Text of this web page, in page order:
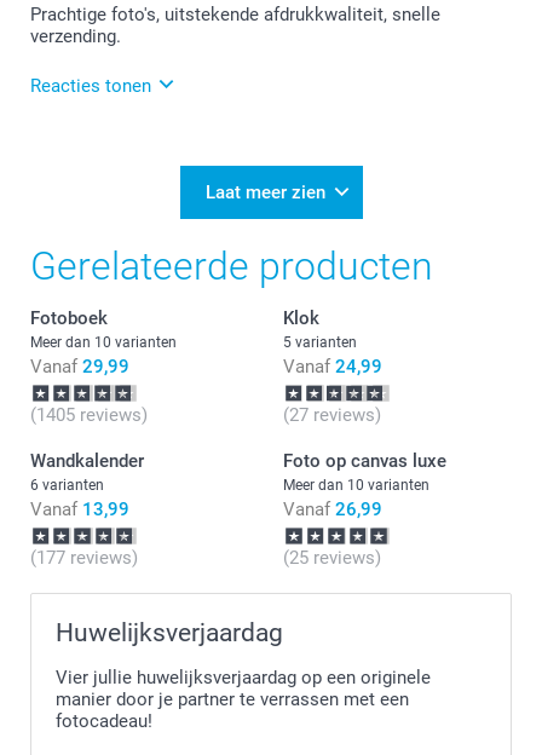
Prachtige foto's, uitstekende afdrukkwaliteit, snelle
verzending.
Reacties tonen
Heel veel plezier van de foto op canvas.
Laat meer zien
Gerelateerde producten
Fotoboek
Meer dan 10 varianten
Vanaf 29,99
(1405 reviews)
Klok
5 varianten
Vanaf 24,99
(27 reviews)
Wandkalender
6 varianten
Vanaf 13,99
(177 reviews)
Foto op canvas luxe
Meer dan 10 varianten
Vanaf 26,99
(25 reviews)
Huwelijksverjaardag
Vier jullie huwelijksverjaardag op een originele
manier door je partner te verrassen met een
fotocadeau!